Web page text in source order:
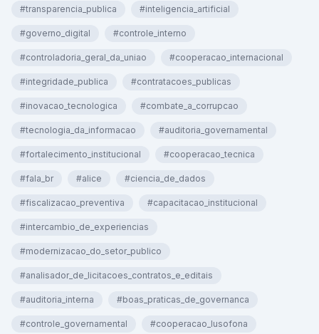
#transparencia_publica #inteligencia_artificial
#governo_digital #controle_interno
#controladoria_geral_da_uniao #cooperacao_internacional
#integridade_publica #contratacoes_publicas
#inovacao_tecnologica #combate_a_corrupcao
#tecnologia_da_informacao #auditoria_governamental
#fortalecimento_institucional #cooperacao_tecnica
#fala_br #alice #ciencia_de_dados
#fiscalizacao_preventiva #capacitacao_institucional
#intercambio_de_experiencias
#modernizacao_do_setor_publico
#analisador_de_licitacoes_contratos_e_editais
#auditoria_interna #boas_praticas_de_governanca
#controle_governamental #cooperacao_lusofona